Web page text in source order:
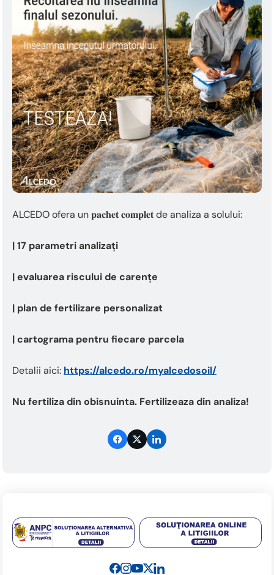
ALCEDO ofera un 𝐩𝐚𝐜𝐡𝐞𝐭 𝐜𝐨𝐦𝐩𝐥𝐞𝐭 de analiza a solului:
| 17 parametri analizați
| evaluarea riscului de carențe
| plan de fertilizare personalizat
| cartograma pentru fiecare parcela
Detalii aici: https://alcedo.ro/myalcedosoil/
Nu fertiliza din obisnuinta. Fertilizeaza din analiza!